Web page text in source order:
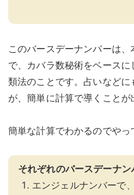
このバースデーナンバーは
で、カバラ数秘術をベース
類法のことです。占いなど
が、簡単に計算で導くことが
簡単な計算でわかるのでやっ
それぞれのバースデーナ
エンジェルナンバーで